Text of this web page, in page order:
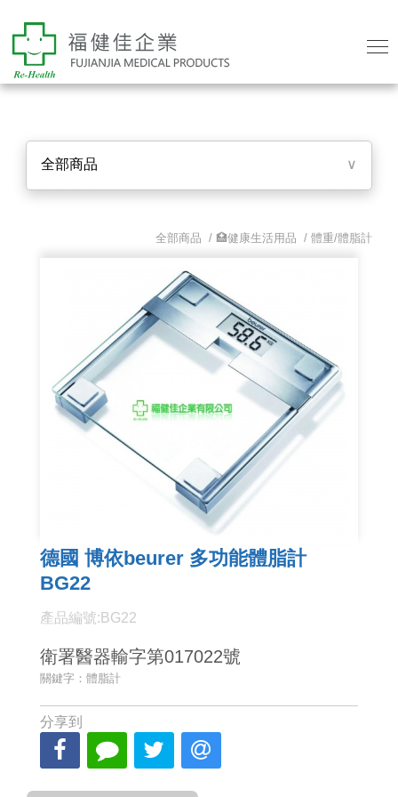
全部商品 ∨
全部商品 / 🏥健康生活用品 / 體重/體脂計
德國 博依beurer 多功能體脂計
BG22
產品編號:BG22
衛署醫器輸字第017022號
關鍵字：體脂計
分享到